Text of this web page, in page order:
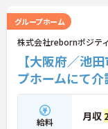
い！
グループホーム
株式会社rebornポジテ
【大阪府／池
プホームにて介
給料 月収